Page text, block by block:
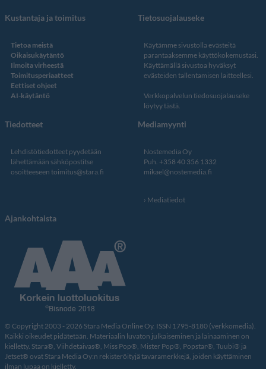
Kustantaja ja toimitus
Tietoa meistä
Oikaisukäytäntö
Ilmoita virheestä
Toimitusperiaatteet
Eettiset ohjeet
AI-käytäntö
Tietosuojalauseke
Käytämme sivustolla evästeitä
parantaaksemme käyttökokemustasi.
Käyttämällä sivustoa hyväksyt
evästeiden tallentamisen laitteellesi.
Verkkopalvelun tiedosuojalauseke
löytyy tästä.
Tiedotteet
Lehdistötiedotteet pyydetään
lähettämään sähköpostitse
osoitteeseen toimitus@stara.fi
Mediamyynti
Nostemedia Oy
Puh. +358 40 356 1332
mikael@nostemedia.fi
Mediatiedot
Ajankohtaista
© Copyright 2003 - 2026 Stara Media Online Oy. ISSN 1795-8180 (verkkomedia).
Kaikki oikeudet pidätetään. Materiaalin luvaton julkaiseminen ja lainaaminen on
kielletty. Stara®, Viihdetaivas®, Miss Pop®, Mister Pop®, Popstar®, Tuubi® ja
Jetset® ovat Stara Media Oy:n rekisteröityjä tavaramerkkejä, joiden käyttäminen
ilman lupaa on kielletty.